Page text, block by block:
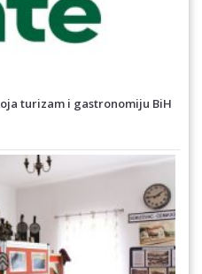
turizam i gastronomiju BiH